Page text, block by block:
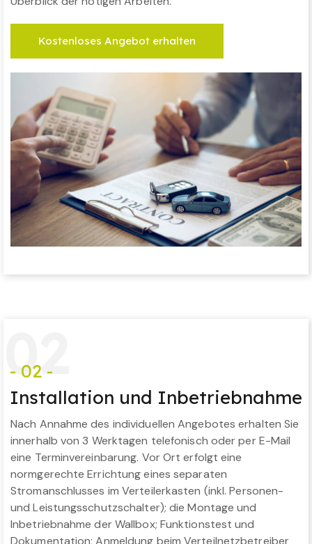
Kostenloses Angebot erhalten
02
- 02 -
Installation und Inbetriebnahme
Nach Annahme des individuellen Angebotes erhalten Sie
innerhalb von 3 Werktagen telefonisch oder per E-Mail
eine Terminvereinbarung. Vor Ort erfolgt eine
normgerechte Errichtung eines separaten
Stromanschlusses im Verteilerkasten (inkl. Personen-
und Leistungsschutzschalter); die Montage und
Inbetriebnahme der Wallbox; Funktionstest und
Dokumentation; Anmeldung beim Verteilnetzbetreiber